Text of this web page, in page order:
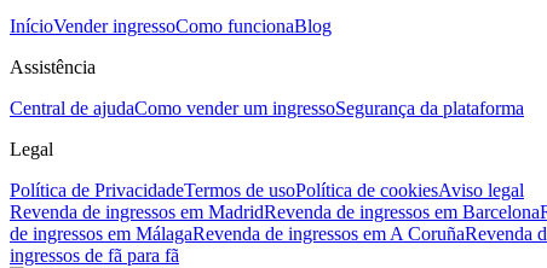
InícioVender ingressoComo funcionaBlog
Assistência
Central de ajudaComo vender um ingressoSegurança da plataforma
Legal
Política de PrivacidadeTermos de usoPolítica de cookiesAviso legal
Revenda de ingressos em MadridRevenda de ingressos em Barcelona
de ingressos em MálagaRevenda de ingressos em A CoruñaRevenda
ingressos de fã para fã